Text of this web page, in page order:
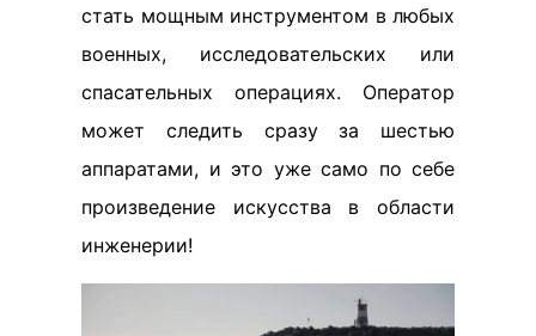
стать мощным инструментом в любых
военных, исследовательских или
спасательных операциях. Оператор
может следить сразу за шестью
аппаратами, и это уже само по себе
произведение искусства в области
инженерии!